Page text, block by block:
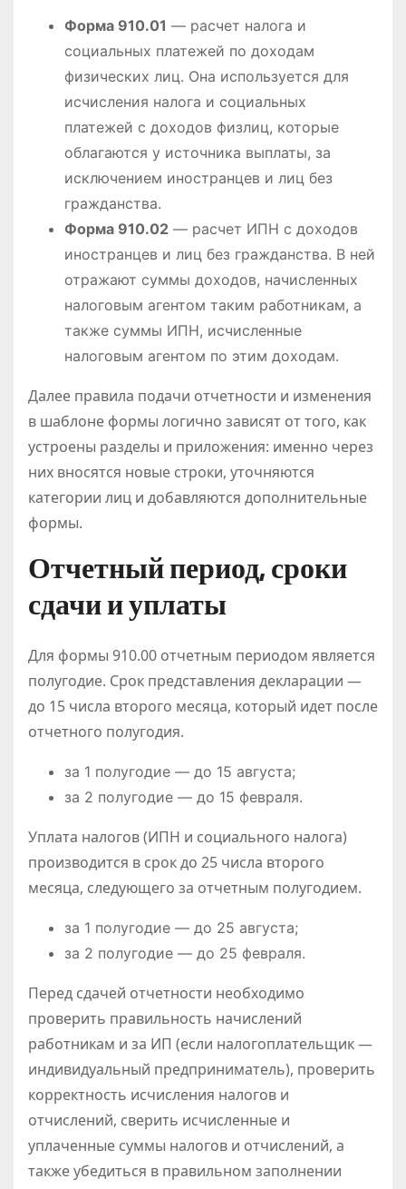
Форма 910.01 — расчет налога и
социальных платежей по доходам
физических лиц. Она используется для
исчисления налога и социальных
платежей с доходов физлиц, которые
облагаются у источника выплаты, за
исключением иностранцев и лиц без
гражданства.
Форма 910.02 — расчет ИПН с доходов
иностранцев и лиц без гражданства. В ней
отражают суммы доходов, начисленных
налоговым агентом таким работникам, а
также суммы ИПН, исчисленные
налоговым агентом по этим доходам.
Далее правила подачи отчетности и изменения
в шаблоне формы логично зависят от того, как
устроены разделы и приложения: именно через
них вносятся новые строки, уточняются
категории лиц и добавляются дополнительные
формы.
Отчетный период, сроки
сдачи и уплаты
Для формы 910.00 отчетным периодом является
полугодие. Срок представления декларации —
до 15 числа второго месяца, который идет после
отчетного полугодия.
за 1 полугодие — до 15 августа;
за 2 полугодие — до 15 февраля.
Уплата налогов (ИПН и социального налога)
производится в срок до 25 числа второго
месяца, следующего за отчетным полугодием.
за 1 полугодие — до 25 августа;
за 2 полугодие — до 25 февраля.
Перед сдачей отчетности необходимо
проверить правильность начислений
работникам и за ИП (если налогоплательщик —
индивидуальный предприниматель), проверить
корректность исчисления налогов и
отчислений, сверить исчисленные и
уплаченные суммы налогов и отчислений, а
также убедиться в правильном заполнении